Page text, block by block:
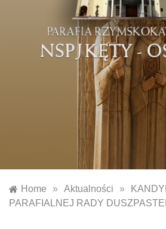
Parafia NSPJ Kęty
Strona internetowa Parafii
Jezusa w
Home » Aktualności »
PARAFIALNEJ RADY